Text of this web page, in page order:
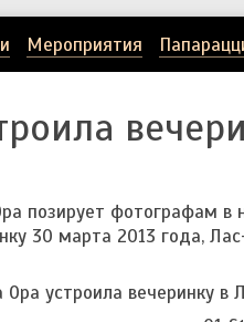
Мероприятия
позирует фотографам в
30 марта 2013 года,